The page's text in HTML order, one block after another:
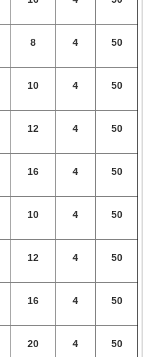
8 4 50
10 4 50
12 4 50
16 4 50
10 4 50
12 4 50
16 4 50
20 4 50